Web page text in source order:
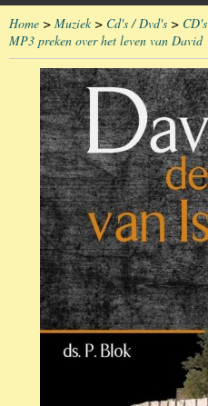
Home > Muziek> Cd's / Dvd's > CD's
MP3 preken over het leven van David